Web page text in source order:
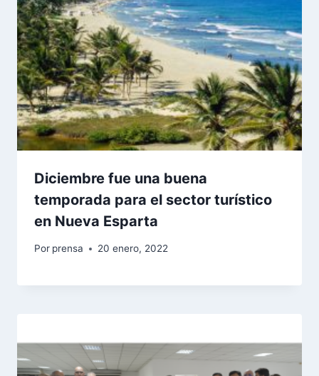
Diciembre fue una buena
temporada para el sector turístico
en Nueva Esparta
Por prensa 20 enero, 2022